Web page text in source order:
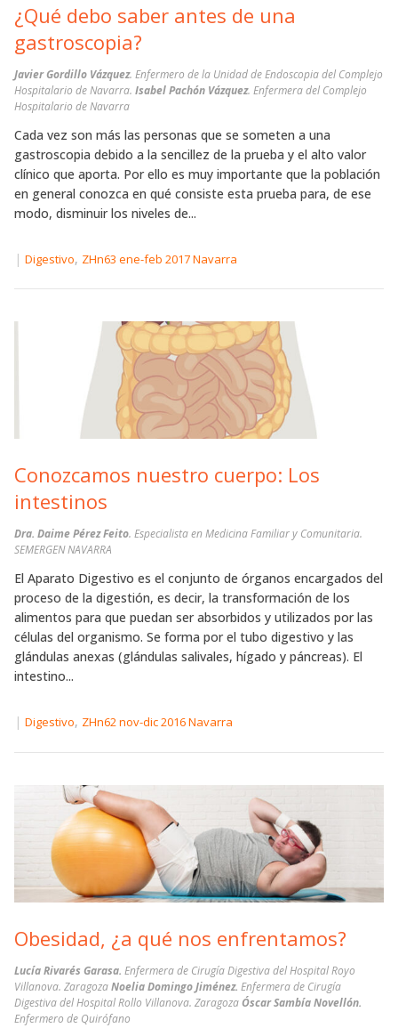
¿Qué debo saber antes de una
gastroscopia?
Javier Gordillo Vázquez. Enfermero de la Unidad de Endoscopia del Complejo
Hospitalario de Navarra. Isabel Pachón Vázquez. Enfermera del Complejo
Hospitalario de Navarra
Cada vez son más las personas que se someten a una
gastroscopia debido a la sencillez de la prueba y el alto valor
clínico que aporta. Por ello es muy importante que la población
en general conozca en qué consiste esta prueba para, de ese
modo, disminuir los niveles de...
| Digestivo, ZHn63 ene-feb 2017 Navarra
Conozcamos nuestro cuerpo: Los
intestinos
Dra. Daime Pérez Feito. Especialista en Medicina Familiar y Comunitaria.
SEMERGEN NAVARRA
El Aparato Digestivo es el conjunto de órganos encargados del
proceso de la digestión, es decir, la transformación de los
alimentos para que puedan ser absorbidos y utilizados por las
células del organismo. Se forma por el tubo digestivo y las
glándulas anexas (glándulas salivales, hígado y páncreas). El
intestino...
| Digestivo, ZHn62 nov-dic 2016 Navarra
Obesidad, ¿a qué nos enfrentamos?
Lucía Rivarés Garasa. Enfermera de Cirugía Digestiva del Hospital Royo
Villanova. ZaragozaNoelia Domingo Jiménez. Enfermera de Cirugía
Digestiva del Hospital Rollo Villanova. ZaragozaÓscar Sambía Novellón.
Enfermero de Quirófano